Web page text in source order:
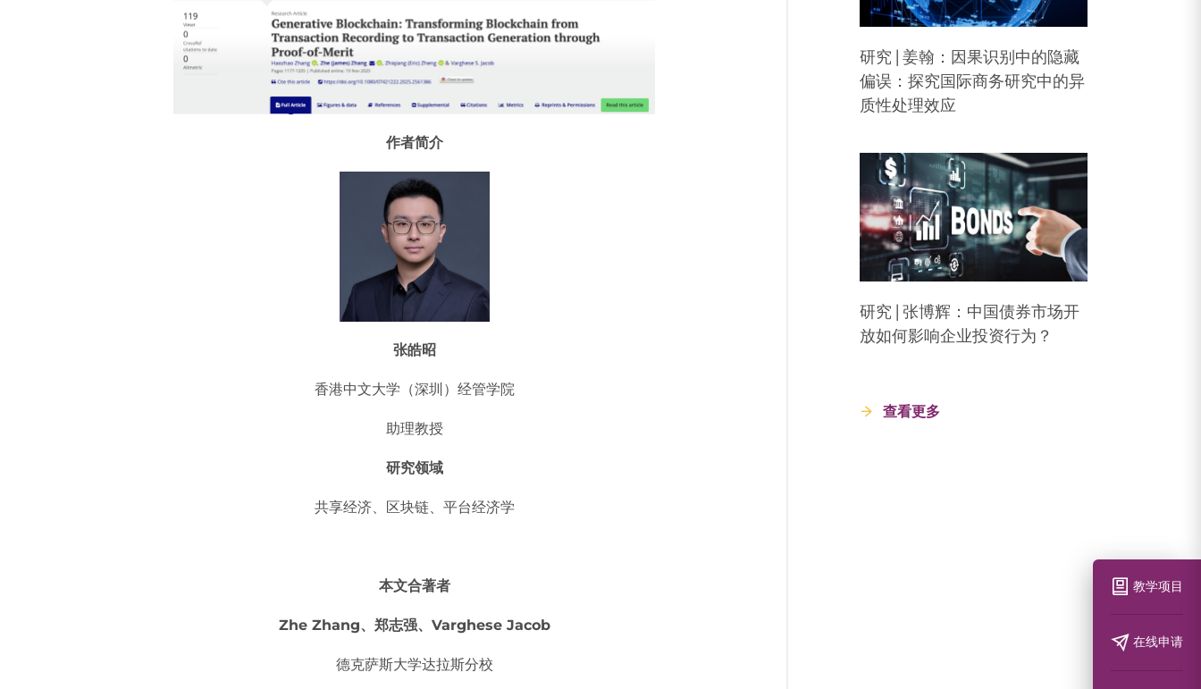
作者简介
张皓昭
香港中文大学（深圳）经管学院
助理教授
研究领域
共享经济、区块链、平台经济学
本文合著者
Zhe Zhang、郑志强、Varghese Jacob
德克萨斯大学达拉斯分校
研究 | 姜翰：因果识别中的隐藏
偏误：探究国际商务研究中的异
质性处理效应
研究 | 张博辉：中国债券市场开
放如何影响企业投资行为？
查看更多
教学项目
在线申请